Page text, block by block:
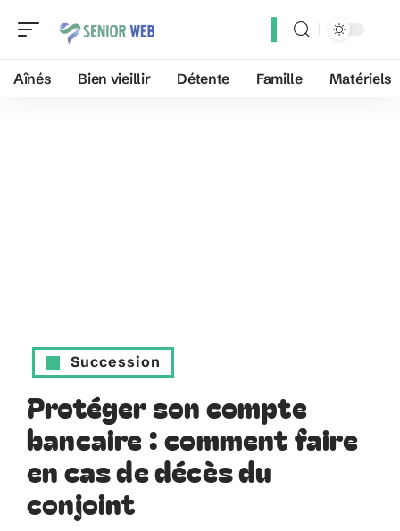
Aînés Bien vieillir Détente Famille Matériels
Succession
Protéger son compte
bancaire : comment faire
en cas de décès du
conjoint